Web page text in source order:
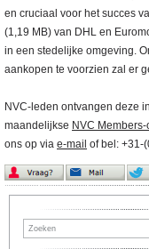
en cruciaal voor het succes
(1,19 MB) van DHL en
in een stedelijke omgeving.
aankopen te voorzien zal er
NVC-leden ontvangen deze
maandelijkse NVC
ons op via e-mail of bel: +31-